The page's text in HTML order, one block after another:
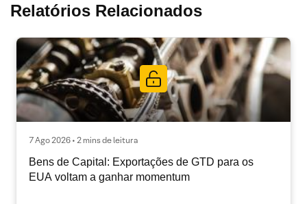
Relatórios Relacionados
7 Ago 2026 • 2 mins de leitura
Bens de Capital: Exportações de GTD para os
EUA voltam a ganhar momentum